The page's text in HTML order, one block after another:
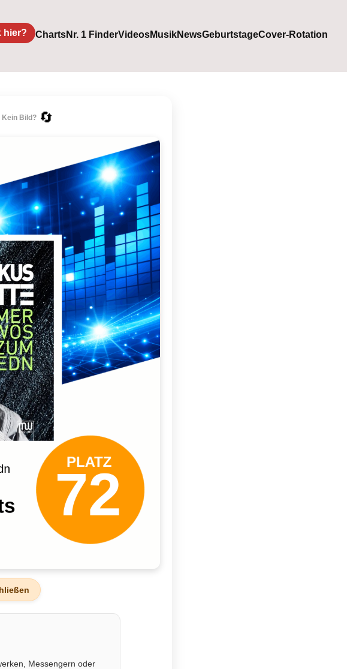
hier? ChartsNr. 1 FinderVideosMusikNewsGeburtstageCover-Rotation
Kein Bild? 🔄
Messengern oder